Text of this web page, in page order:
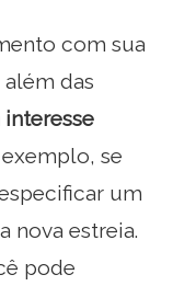
com sua
das
se
um
nova estreia.
pode